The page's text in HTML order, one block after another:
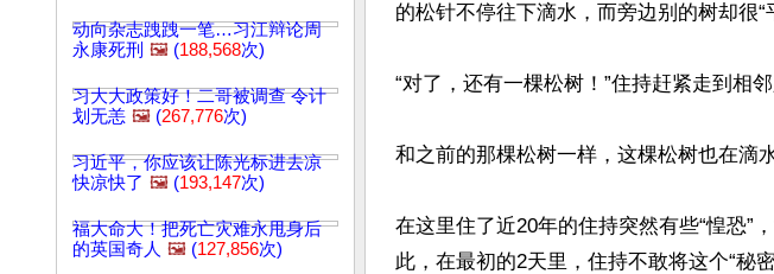
动向杂志跩跩一笔…习江辩论周
永康死刑 🖼️ (188,568次)
习大大政策好！二哥被调查 令计
划无恙 🖼️ (267,776次)
习近平，你应该让陈光标进去凉
快凉快了 🖼️ (193,147次)
福大命大！把死亡灾难永甩身后
的英国奇人 🖼️ (127,856次)
的松针不停往下滴水，而旁边别的树却很“
“对了，还有一棵松树！”住持赶紧走到相
和之前的那棵松树一样，这棵松树也在滴
在这里住了近20年的住持突然有些“惶恐”
此，在最初的2天里，住持不敢将这个“秘